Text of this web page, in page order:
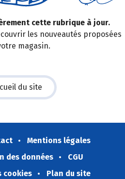
cette rubrique à jour.
les nouveautés proposées
magasin.
du site
Mentions légales
des données
CGU
cookies
Plan du site